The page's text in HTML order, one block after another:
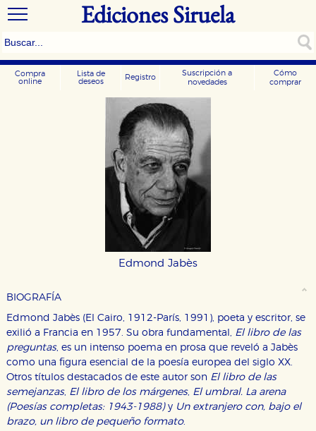
Ediciones Siruela
Compra
online
Lista de
deseos
Registro
Suscripción a
novedades
Cómo
comprar
Edmond Jabès
BIOGRAFÍA
Edmond Jabès (El Cairo, 1912-París, 1991), poeta y escritor, se
exilió a Francia en 1957. Su obra fundamental, El libro de las
preguntas, es un intenso poema en prosa que reveló a Jabès
como una figura esencial de la poesía europea del siglo XX.
Otros títulos destacados de este autor son El libro de las
semejanzas, El libro de los márgenes, El umbral. La arena
(Poesías completas: 1943-1988)yUn extranjero con, bajo el
brazo, un libro de pequeño formato.
CONFIGURACIÓN DE COOKIES
HABILITAR TODO RECHAZAR TODO